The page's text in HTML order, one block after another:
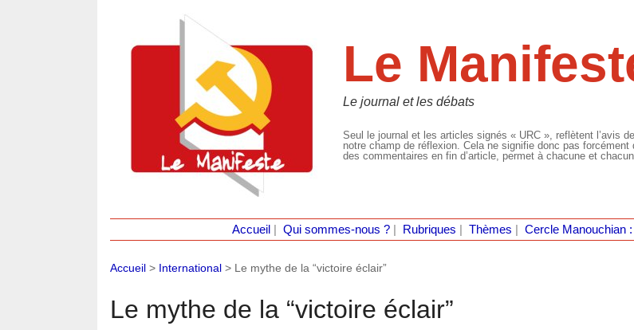
Le
Le journal et les débats
Seul le journal et les articles signés « URC », reflètent l’avis
notre champ de réflexion. Cela ne signifie donc pas
des commentaires en fin d’article, permet à chacune et
Accueil Qui sommes-nous ?| Rubriques Thèmes Cercle Manouchian
Accueil > International > Le mythe de la “victoire éclair”
Le mythe de la “victoire éclair”